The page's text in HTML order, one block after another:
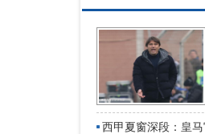
西甲夏窗深段：皇